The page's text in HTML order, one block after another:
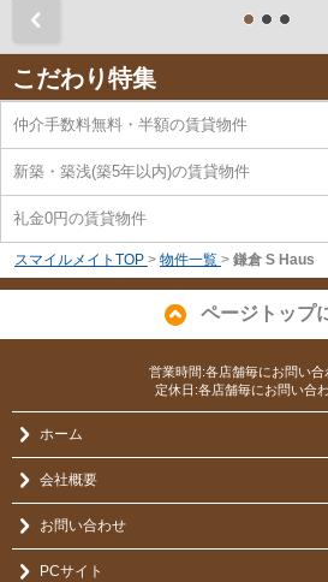
こだわり特集
仲介手数料無料・半額の賃貸物件
新築・築浅(築5年以内)の賃貸物件
礼金0円の賃貸物件
スマイルメイトTOP > 物件一覧 > 鎌倉 S Haus
ページトップ
営業時間:各店舗毎にお問い合
定休日:各店舗毎にお問い合
ホーム
会社概要
お問い合わせ
PCサイト